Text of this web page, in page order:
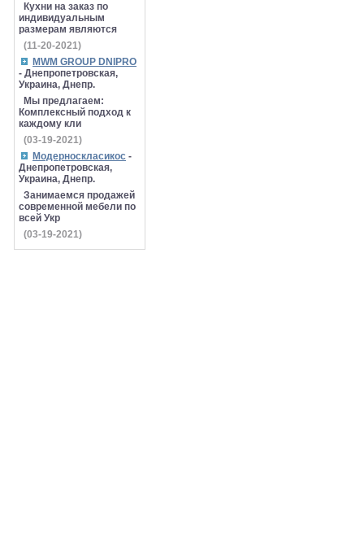
Кухни на заказ по
индивидуальным
размерам являются
(11-20-2021)
MWM GROUP DNIPRO
- Днепропетровская,
Украина, Днепр.
Мы предлагаем:
Комплексный подход к
каждому кли
(03-19-2021)
Модерноскласикос -
Днепропетровская,
Украина, Днепр.
Занимаемся продажей
современной мебели по
всей Укр
(03-19-2021)